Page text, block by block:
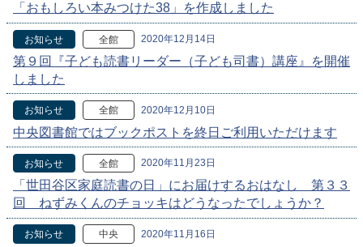
「おもしろい本みつけた38」を作成しました
お知らせ 全館 2020年12月14日
第９回『子ども読書リーダー（子ども司書）講座』を開催
しました
お知らせ 全館 2020年12月10日
中央図書館ではブックポストを終日ご利用いただけます
お知らせ 全館 2020年11月23日
「世田谷区家庭読書の日」にお届けするおはなし 第３３
回 ねずみくんのチョッキはどうなったでしょうか？
お知らせ 中央 2020年11月16日